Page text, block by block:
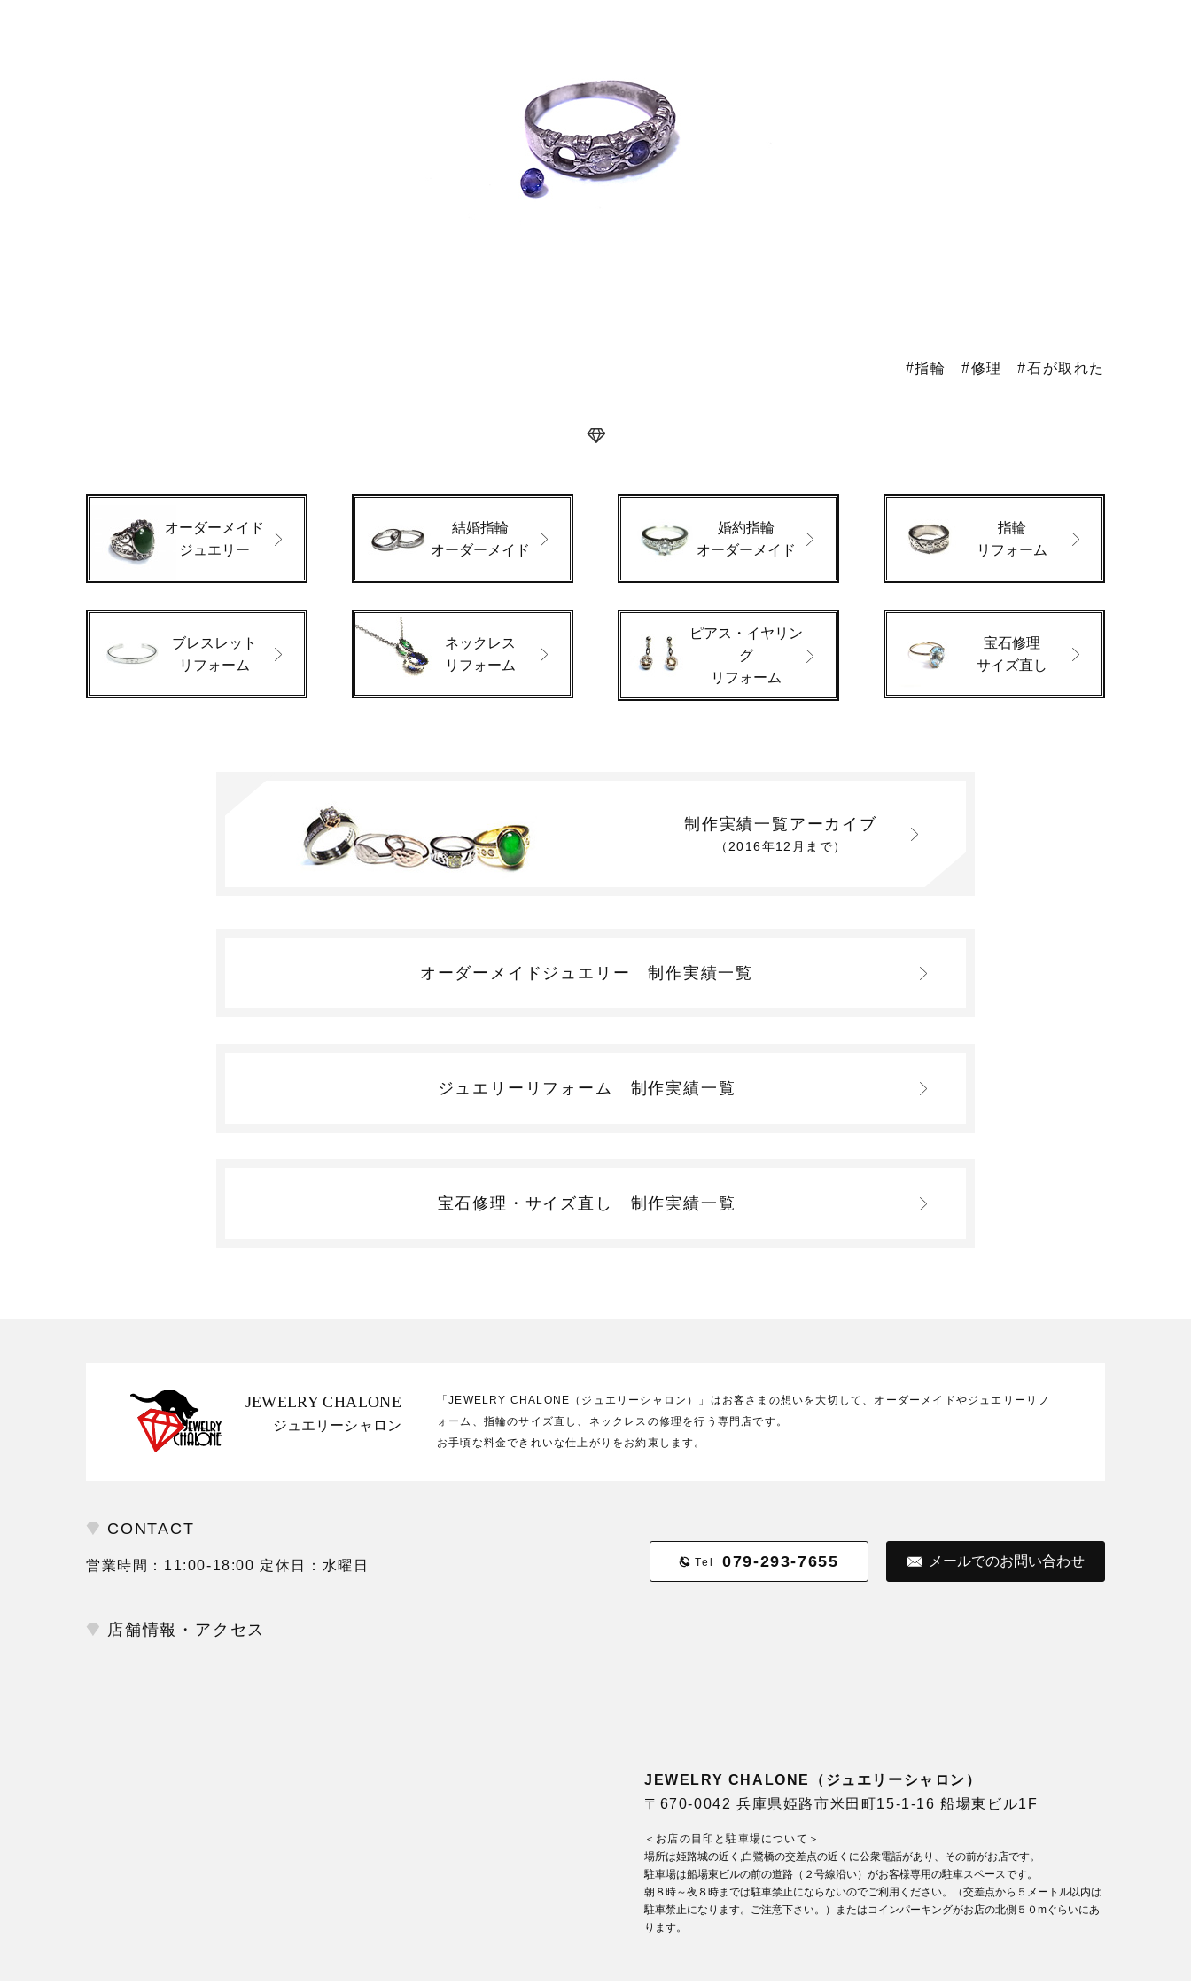
#指輪 #修理 #石が取れた
オーダーメイド
ジュエリー
結婚指輪
オーダーメイド
婚約指輪
オーダーメイド
指輪
リフォーム
ブレスレット
リフォーム
ネックレス
リフォーム
ピアス・イヤリン
グ
リフォーム
宝石修理
サイズ直し
制作実績一覧アーカイブ
（2016年12月まで）
オーダーメイドジュエリー制作実績一覧
ジュエリーリフォーム 制作実績一覧
宝石修理・サイズ直し 制作実績一覧
JEWELRY CHALONE
ジュエリーシャロン
「JEWELRY CHALONE（ジュエリーシャロン）」はお客さまの想いを大切して、オーダーメイドやジュエリーリフ
ォーム、指輪のサイズ直し、ネックレスの修理を行う専門店です。
お手頃な料金できれいな仕上がりをお約束します。
CONTACT
営業時間：11:00-18:00 定休日：水曜日 Tel 079-293-7655 メールでのお問い合わせ
店舗情報・アクセス
JEWELRY CHALONE（ジュエリーシャロン）
〒670-0042 兵庫県姫路市米田町15-1-16 船場東ビル1F
＜お店の目印と駐車場について＞
場所は姫路城の近く,白鷺橋の交差点の近くに公衆電話があり、その前がお店です。
駐車場は船場東ビルの前の道路（２号線沿い）がお客様専用の駐車スペースです。
朝８時～夜８時までは駐車禁止にならないのでご利用ください。（交差点から５メートル以内は
駐車禁止になります。ご注意下さい。）またはコインパーキングがお店の北側５０mぐらいにあ
ります。